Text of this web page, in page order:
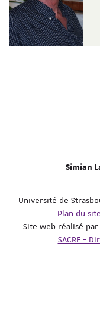
Simian
Université de
Plan du site
Site web réalisé par
SACRE -